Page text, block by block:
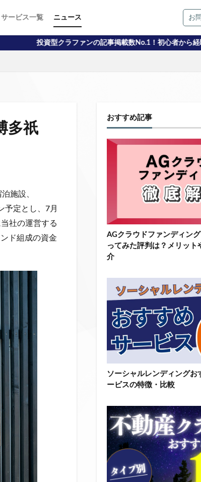
サービス一覧 ニュース お
事掲載数No.1！初心者から経験者まで役立つ情報が満載です
多祇
施設、
予定とし、7月
社の運営する
ド組成の資金
おすすめ記事
AGクラウドファンディン
ってみた評判は？メリット
介
ソーシャルレンディングお
ービスの特徴・比較